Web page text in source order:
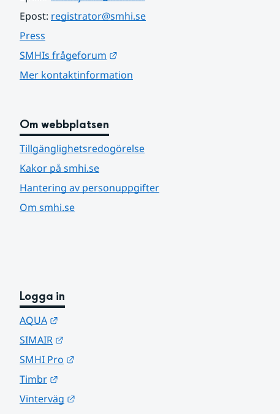
Epost: registrator@smhi.se
Press
SMHIs frågeforum
Mer kontaktinformation
Om webbplatsen
Tillgänglighetsredogörelse
Kakor på smhi.se
Hantering av personuppgifter
Om smhi.se
Logga in
AQUA
SIMAIR
SMHI Pro
Timbr
Vinterväg